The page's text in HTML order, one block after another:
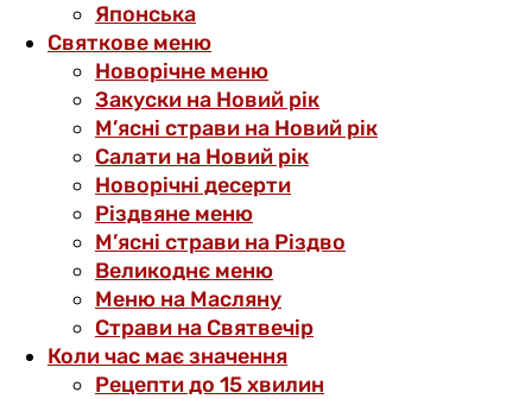
Японська
Святкове меню
Новорічне меню
Закуски на Новий рік
М’ясні страви на Новий рік
Салати на Новий рік
Новорічні десерти
Різдвяне меню
М’ясні страви на Різдво
Великоднє меню
Меню на Масляну
Страви на Святвечір
Коли час має значення
Рецепти до 15 хвилин